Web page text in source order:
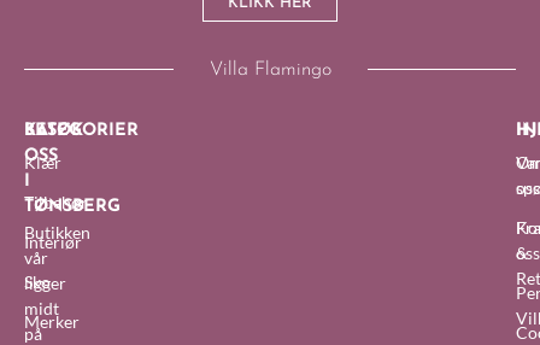
Villa Flamingo
BESØK
OSS
TØNSBERG
Butikken
vår
ligger
midt
på
KATEGORIER
Klær
Tilbehør
Interiør
Sko
Merker
oss
&
oss